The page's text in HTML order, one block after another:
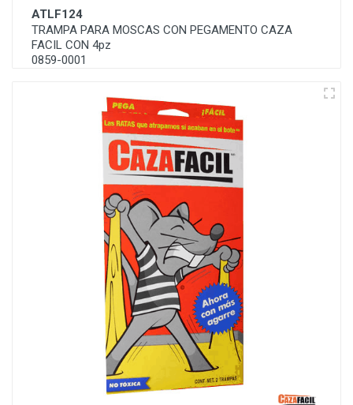
ATLF124
TRAMPA PARA MOSCAS CON PEGAMENTO CAZA
FACIL CON 4pz
0859-0001